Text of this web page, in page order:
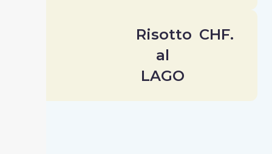
Risotto
al
LAGO
CHF.